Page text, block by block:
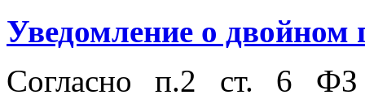
Уведомление о двойном
Согласно п.2 ст. 6 ФЗ